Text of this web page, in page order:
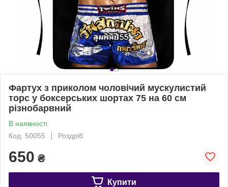
Фартух з приколом чоловічий мускулистий
торс у боксерських шортах 75 на 60 см
різнобарвний
В наявності
Код: 50055
Роздріб
650 ₴
Купити